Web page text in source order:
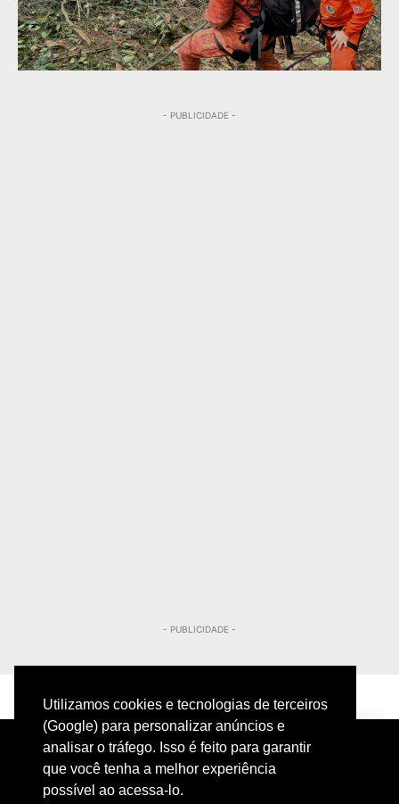
Utilizamos cookies e tecnologias de terceiros
(Google) para personalizar anúncios e
analisar o tráfego. Isso é feito para garantir
que você tenha a melhor experiência
possível ao acessa-lo.
- PUBLICIDADE -
- PUBLICIDADE -